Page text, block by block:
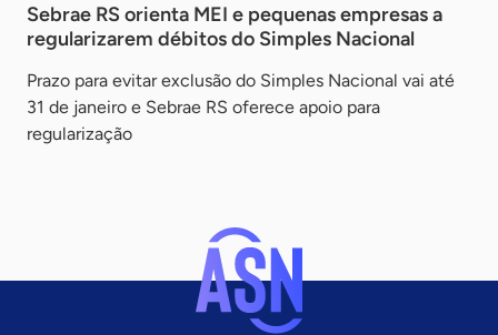
Sebrae RS orienta MEI e pequenas empresas a
regularizarem débitos do Simples Nacional
Prazo para evitar exclusão do Simples Nacional vai até
31 de janeiro e Sebrae RS oferece apoio para
regularização